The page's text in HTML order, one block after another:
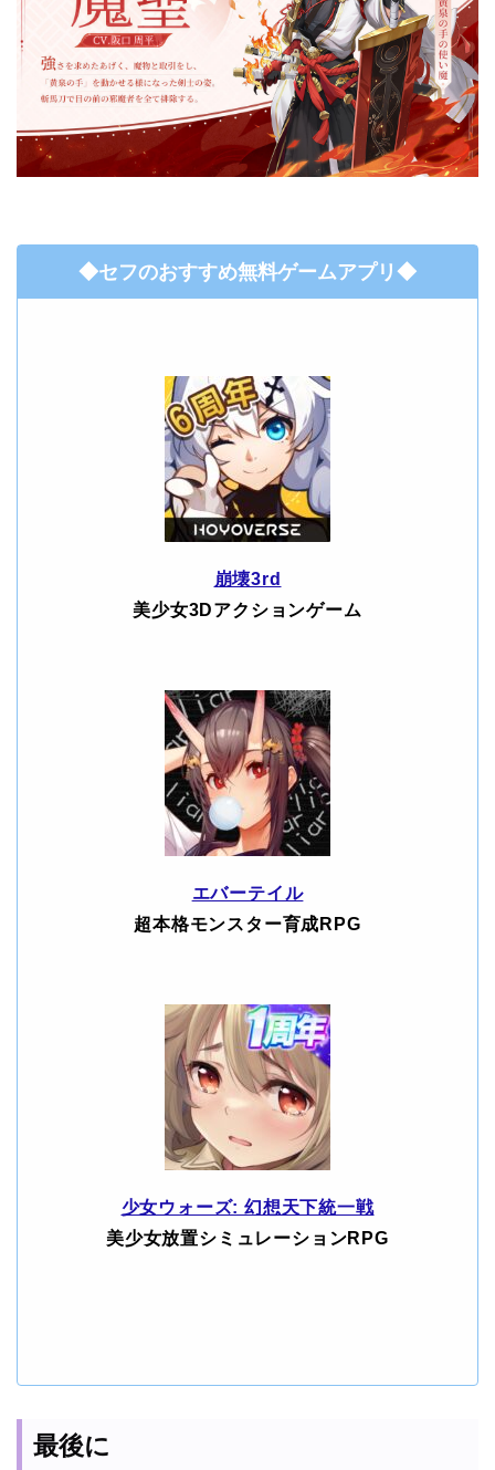
◆セフのおすすめ無料ゲームアプリ◆
崩壊3rd
美少女3Dアクションゲーム
エバーテイル
超本格モンスター育成RPG
少女ウォーズ: 幻想天下統一戦
美少女放置シミュレーションRPG
最後に